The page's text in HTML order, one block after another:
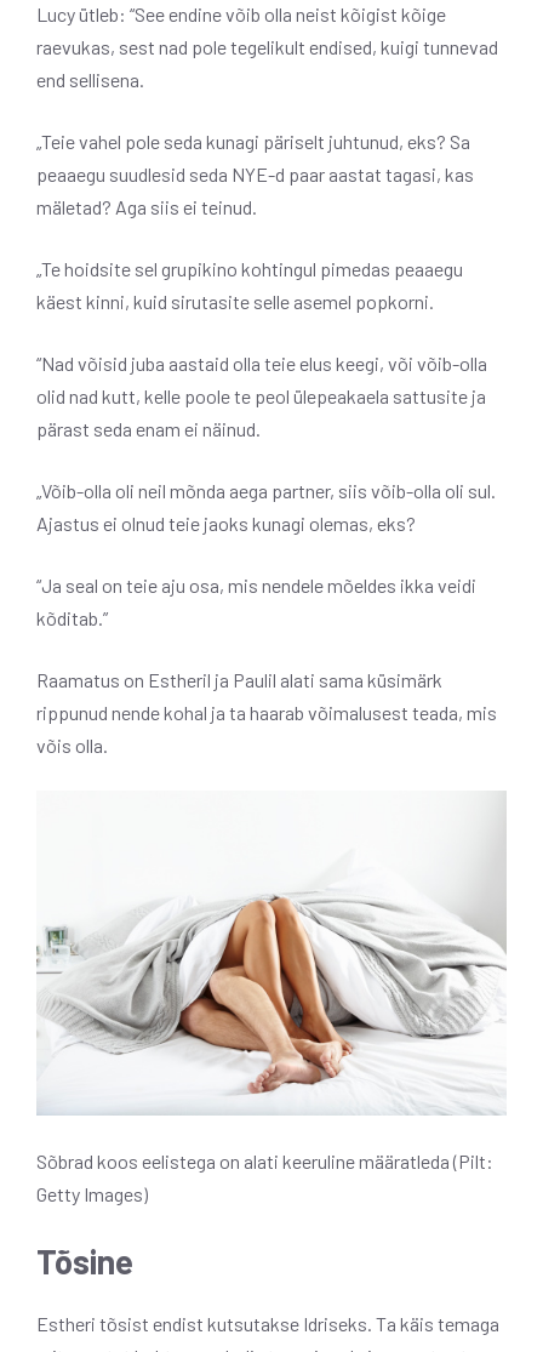
Lucy ütleb: “See endine võib olla neist kõigist kõige
raevukas, sest nad pole tegelikult endised, kuigi tunnevad
end sellisena.
„Teie vahel pole seda kunagi päriselt juhtunud, eks? Sa
peaaegu suudlesid seda NYE-d paar aastat tagasi, kas
mäletad? Aga siis ei teinud.
„Te hoidsite sel grupikino kohtingul pimedas peaaegu
käest kinni, kuid sirutasite selle asemel popkorni.
“Nad võisid juba aastaid olla teie elus keegi, või võib-olla
olid nad kutt, kelle poole te peol ülepeakaela sattusite ja
pärast seda enam ei näinud.
„Võib-olla oli neil mõnda aega partner, siis võib-olla oli sul.
Ajastus ei olnud teie jaoks kunagi olemas, eks?
“Ja seal on teie aju osa, mis nendele mõeldes ikka veidi
kõditab.”
Raamatus on Estheril ja Paulil alati sama küsimärk
rippunud nende kohal ja ta haarab võimalusest teada, mis
võis olla.
Sõbrad koos eelistega on alati keeruline määratleda (Pilt:
Getty Images)
Tõsine
Estheri tõsist endist kutsutakse Idriseks. Ta käis temaga